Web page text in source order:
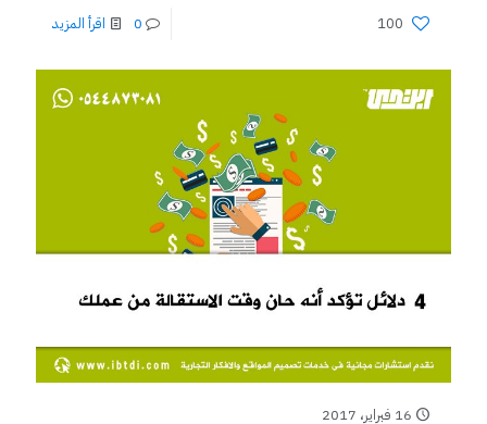
100
0 اقرأ المزيد
16 فبراير، 2017